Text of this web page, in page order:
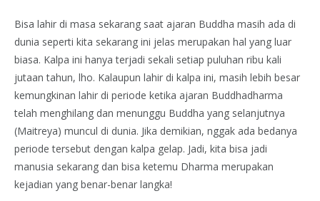
Bisa lahir di masa sekarang saat ajaran Buddha masih ada di
dunia seperti kita sekarang ini jelas merupakan hal yang luar
biasa. Kalpa ini hanya terjadi sekali setiap puluhan ribu kali
jutaan tahun, lho. Kalaupun lahir di kalpa ini, masih lebih besar
kemungkinan lahir di periode ketika ajaran Buddhadharma
telah menghilang dan menunggu Buddha yang selanjutnya
(Maitreya) muncul di dunia. Jika demikian, nggak ada bedanya
periode tersebut dengan kalpa gelap. Jadi, kita bisa jadi
manusia sekarang dan bisa ketemu Dharma merupakan
kejadian yang benar-benar langka!